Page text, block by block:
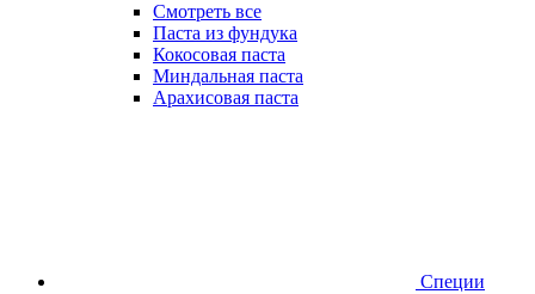
Смотреть все
Паста из фундука
Кокосовая паста
Миндальная паста
Арахисовая паста
Специи